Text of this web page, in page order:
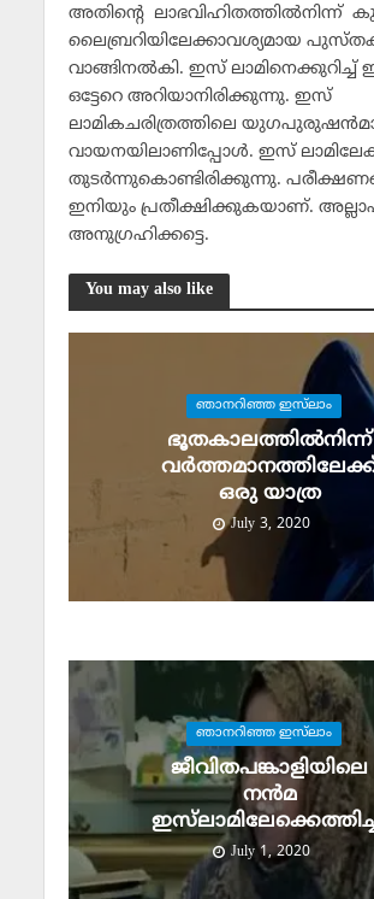
അതിന്റെ ലാഭവിഹിതത്തില്‍നിന്ന്
ലൈബ്രറിയിലേക്കാവശ്യമായ
വാങ്ങിനല്‍കി. ഇസ് ലാമിനെക്കുറിച്ച്
ഒട്ടേറെ അറിയാനിരിക്കുന്നു. ഇസ്
ലാമികചരിത്രത്തിലെ
വായനയിലാണിപ്പോള്‍. ഇസ്
തുടര്‍ന്നുകൊണ്ടിരിക്കുന്നു.
ഇനിയും പ്രതീക്ഷിക്കുകയാണ്.
അനുഗ്രഹിക്കട്ടെ.
You may also like
ഞാനറിഞ്ഞ ഇസ്‌ലാം
ഭൂതകാലത്തില്‍നിന്ന്
ഒരു യാത്ര
July 3, 2020
ഞാനറിഞ്ഞ ഇസ്‌ലാം
ജീവിതപങ്കാളിയിലെ
നന്‍മ
July 1, 2020